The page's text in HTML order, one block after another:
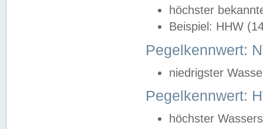
höchster
Beispiel: HHW
Pegelkennwert:
niedrigster
Pegelkennwert:
höchster